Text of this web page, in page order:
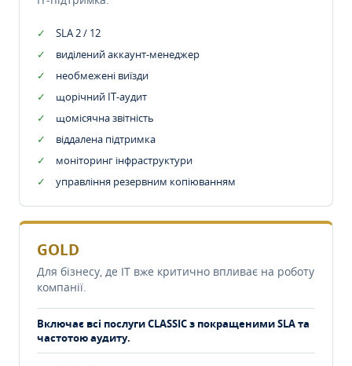
SLA 2 / 12
виділений аккаунт-менеджер
необмежені виїзди
щорічний IT-аудит
щомісячна звітність
віддалена підтримка
моніторинг інфраструктури
управління резервним копіюванням
GOLD
Для бізнесу, де IT вже критично впливає на роботу
компанії.
Включає всі послуги CLASSIC з покращеними SLA та
частотою аудиту.